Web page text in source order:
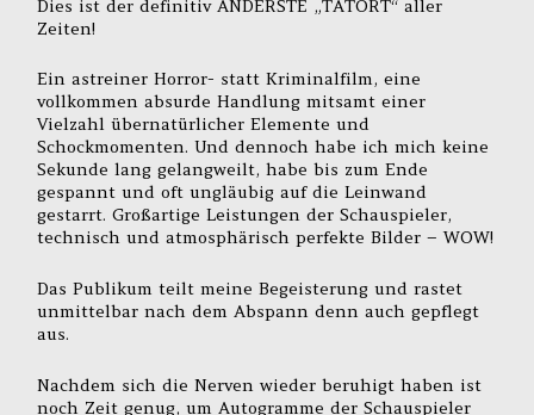
Dies ist der definitiv ANDERSTE „TATORT“ aller
Zeiten!
Ein astreiner Horror- statt Kriminalfilm, eine
vollkommen absurde Handlung mitsamt einer
Vielzahl übernatürlicher Elemente und
Schockmomenten. Und dennoch habe ich mich keine
Sekunde lang gelangweilt, habe bis zum Ende
gespannt und oft ungläubig auf die Leinwand
gestarrt. Großartige Leistungen der Schauspieler,
technisch und atmosphärisch perfekte Bilder – WOW!
Das Publikum teilt meine Begeisterung und rastet
unmittelbar nach dem Abspann denn auch gepflegt
aus.
Nachdem sich die Nerven wieder beruhigt haben ist
noch Zeit genug, um Autogramme der Schauspieler